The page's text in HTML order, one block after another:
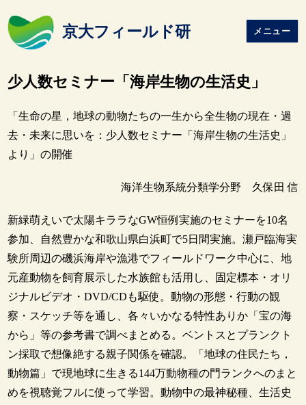
京大フィールド研 メニュー
少人数セミナー「海岸生物の生活史」
「生命の星，地球の動物たちの一生から全生物の現在・過
去・未来に思いを：少人数セミナー「海岸生物の生活史」
より」の開催
海洋生物系統分類学分野 久保田 信
新緑萌えいで太陽キララなGW恒例実施のセミナーを10名
参加、自然豊かな和歌山県白浜町で5日間実施。瀬戸臨海実
験所周辺の磯浜海岸や漁港でフィールドワーク中心に、地
元産動物を飼育展示した水族館も活用し、固定標本・オリ
ジナルビデオ・DVD/CDも駆使。動物の形態・行動の観
察・スケッチ等を通し、各々いかなる特性ありか「宝の海
から」等の参考書で調べまとめる。ベントスとプランクト
ン採取で想像絶する親子関係を確認。「地球の住民たち，
動物篇」で現地球に生きる144万動物種の門ランクへのまと
めを視聴覚フルに使って学習。動物中の最神秘種、生活史